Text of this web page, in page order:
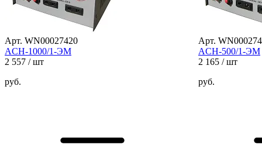
Арт. WN00027420
ACH-1000/1-ЭМ
2 557 / шт
руб.
Арт.
ACH-500/1-ЭМ
2 165 / шт
руб.